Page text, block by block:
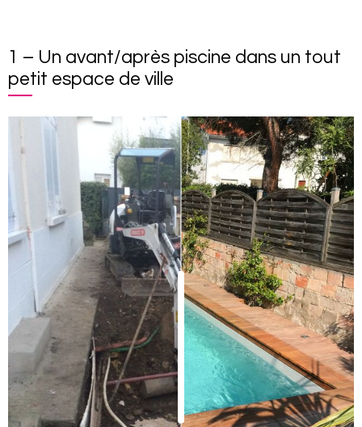
1 – Un avant/après piscine dans un tout
petit espace de ville